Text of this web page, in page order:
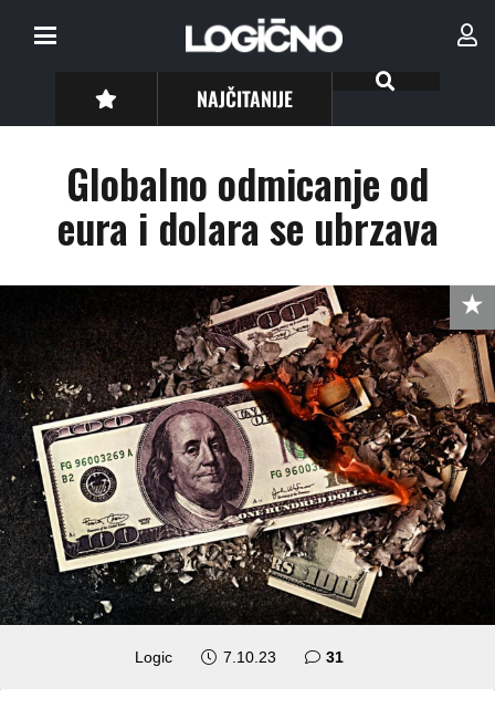
NAJČITANIJE
Globalno odmicanje od
eura i dolara se ubrzava
Logic 7.10.23 31